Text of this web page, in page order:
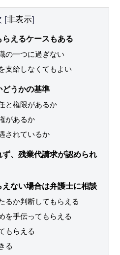
[非表示]
えるケースもある
の一つに過ぎない
支給しなくてもよい
どうかの基準
と権限があるか
があるか
されているか
、残業代請求が認められ
ない場合は弁護士に相談
るか判断してもらえる
を手伝ってもらえる
もらえる
る